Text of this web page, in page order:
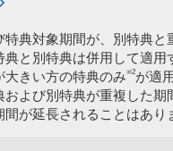
特典対象期間が、別特典と
典と別特典は併用して適用
大きい方の特典のみ※2が適
および別特典が重複した期
が延長されることはあり